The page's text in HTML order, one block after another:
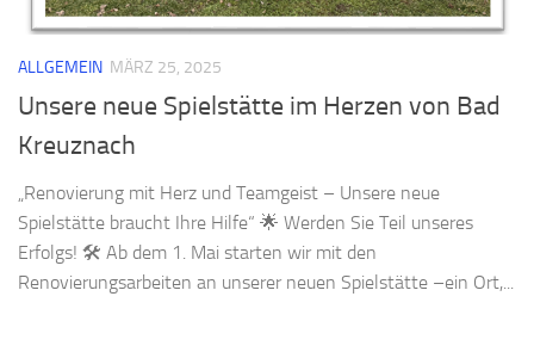
ALLGEMEIN MÄRZ 25, 2025
Unsere neue Spielstätte im Herzen von Bad
Kreuznach
„Renovierung mit Herz und Teamgeist – Unsere neue
Spielstätte braucht Ihre Hilfe“ 🌟 Werden Sie Teil unseres
Erfolgs! 🛠️ Ab dem 1. Mai starten wir mit den
Renovierungsarbeiten an unserer neuen Spielstätte –ein Ort,...